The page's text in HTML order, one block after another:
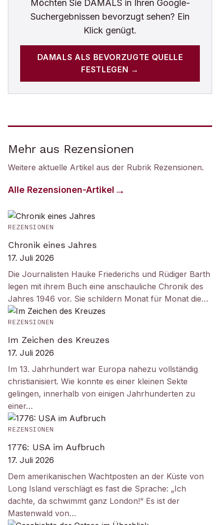
Möchten Sie DAMALS in Ihren Google-
Suchergebnissen bevorzugt sehen? Ein
Klick genügt.
DAMALS ALS BEVORZUGTE QUELLE
FESTLEGEN →
Mehr aus Rezensionen
Weitere aktuelle Artikel aus der Rubrik Rezensionen.
Alle Rezensionen-Artikel
REZENSIONEN
Chronik eines Jahres
17. Juli 2026
Die Journalisten Hauke Friederichs und Rüdiger Barth
legen mit ihrem Buch eine anschauliche Chronik des
Jahres 1946 vor. Sie schildern Monat für Monat die…
REZENSIONEN
Im Zeichen des Kreuzes
17. Juli 2026
Im 13. Jahrhundert war Europa nahezu vollständig
christianisiert. Wie konnte es einer kleinen Sekte
gelingen, innerhalb von einigen Jahrhunderten zu
einer…
REZENSIONEN
1776: USA im Aufbruch
17. Juli 2026
Dem amerikanischen Wachtposten an der Küste von
Long Island verschlägt es fast die Sprache: „Ich
dachte, da schwimmt ganz London!“ Es ist der
Mastenwald von…